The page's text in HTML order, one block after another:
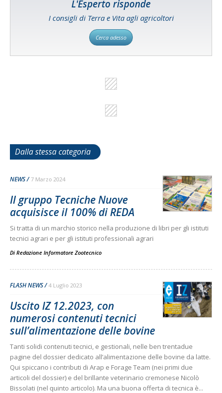
L'Esperto risponde
I consigli di Terra e Vita agli agricoltori
Cerca adesso
Dalla stessa categoria
NEWS 7 Marzo 2024
Il gruppo Tecniche Nuove
acquisisce il 100% di REDA
Si tratta di un marchio storico nella produzione di libri per gli istituti
tecnici agrari e per gli istituti professionali agrari
Di Redazione Informatore Zootecnico
FLASH NEWS 4 Luglio 2023
Uscito IZ 12.2023, con
numerosi contenuti tecnici
sull’alimentazione delle bovine
Tanti solidi contenuti tecnici, e gestionali, nelle ben trentadue
pagine del dossier dedicato all’alimentazione delle bovine da latte.
Qui spiccano i contributi di Arap e Forage Team (nei primi due
articoli del dossier) e del brillante veterinario cremonese Nicolò
Bissolati (nel quinto articolo). Ma una buona offerta di tecnica è...